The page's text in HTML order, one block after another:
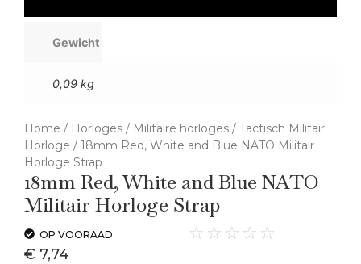
Gewicht
0,09 kg
Home / Horloges / Militaire horloges / Tactisch Militair
Horloge / 18mm Red, White and Blue NATO Militair
Horloge Strap
18mm Red, White and Blue NATO
Militair Horloge Strap
OP VOORAAD ☆ ☆ ☆ ☆ ☆
€ 7,74